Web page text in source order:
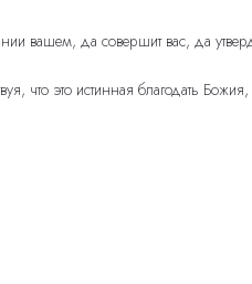
вашем, да совершит вас, да
что это истинная благодать Божия,